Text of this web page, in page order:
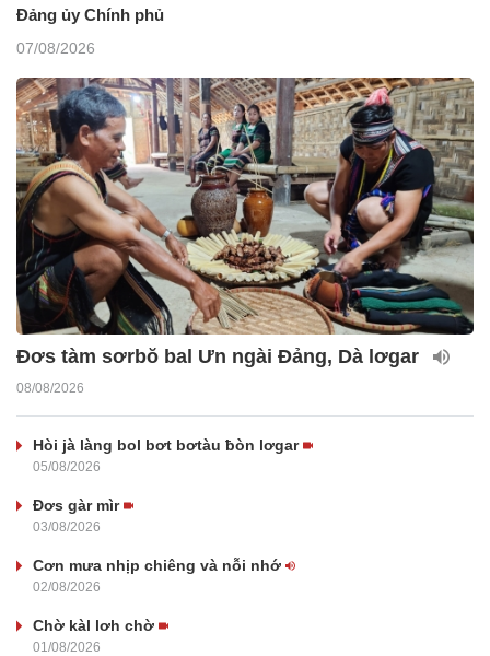
Đảng ủy Chính phủ
07/08/2026
Đơs tàm sơrbŏ bal Ưn ngài Đảng, Dà lơgar
08/08/2026
Hòi jà làng bol bơt bơtàu ƀòn lơgar
05/08/2026
Đơs gàr mìr
03/08/2026
Cơn mưa nhịp chiêng và nỗi nhớ
02/08/2026
Chờ kàl lơh chờ
01/08/2026